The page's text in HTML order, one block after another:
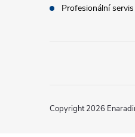
Profesionální servis
Copyright 2026